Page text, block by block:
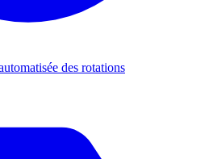
des rotations